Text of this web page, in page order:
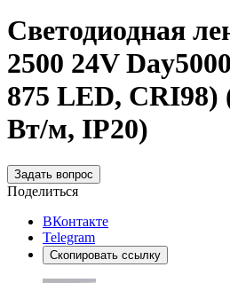
Светодиодная
2500 24V
875 LED,
Вт/м, IP20)
Задать вопрос
Поделиться
ВКонтакте
Telegram
Скопировать ссылку